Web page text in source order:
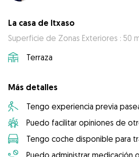
La casa de Itxaso
Superficie de Zonas Exteriores : 50
Terraza
Más detalles
Tengo experiencia previa
Puedo facilitar opiniones de
Tengo coche disponible para